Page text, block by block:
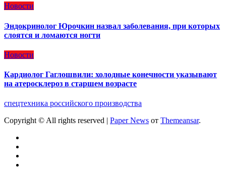
Новости
Эндокринолог Юрочкин назвал заболевания, при которых
слоятся и ломаются ногти
Новости
Кардиолог Гаглошвили: холодные конечности указывают
на атеросклероз в старшем возрасте
спецтехника российского производства
Copyright © All rights reserved | Paper News от Themeansar.